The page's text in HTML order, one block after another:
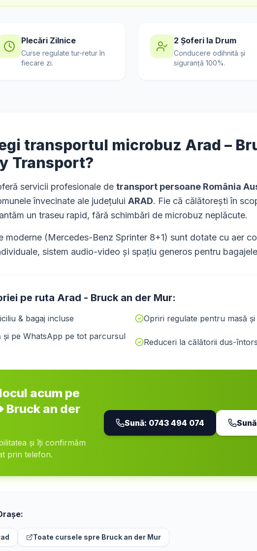
Plecări Zilnice
Curse regulate tur-retur în
fiecare zi.
2 Șoferi la Drum
Conducere odihnită și
siguranță 100%.
transportul microbuz Arad –
Transport?
servicii profesionale de transport persoane România
învecinate ale județului ARAD. Fie că călătorești în
un traseu rapid, fără schimbări de microbuz neplăcute.
moderne (Mercedes-Benz Sprinter 8+1) sunt dotate cu aer
sistem audio-video și spațiu generos pentru
pe ruta Arad - Bruck an der Mur:
& bagaj incluse
Opriri regulate pentru masă și
și pe WhatsApp pe tot parcursul
Reduceri la călătorii dus-
acum pe
Bruck an der
și îți confirmăm
prin telefon.
Sună: 0743 494 074
Toate cursele spre Bruck an der Mur